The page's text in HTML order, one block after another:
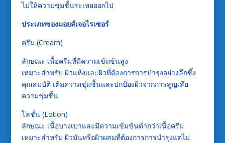
ไม่ให้ความชุ่มชื้นระเหยออกไป
ประเภทของมอยส์เจอไรเซอร์
ครีม (Cream)
ลักษณะ เนื้อครีมที่มีความเข้มข้นสูง
เหมาะสำหรับ ผิวแห้งและผิวที่ต้องการการบำรุงอย่างลึกซึ้ง
คุณสมบัติ เติมความชุ่มชื้นและปกป้องผิวจากการสูญเสีย
ความชุ่มชื้น
โลชั่น (Lotion)
ลักษณะ เนื้อบางเบาและมีความเข้มข้นต่ำกว่าเนื้อครีม
เหมาะสำหรับ ผิวมันหรือผิวผสมที่ต้องการการบำรุงแต่ไม่